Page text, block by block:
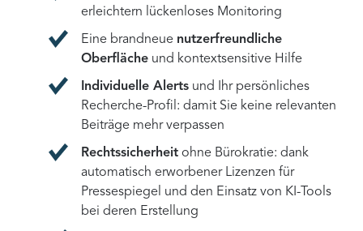
erleichtern lückenloses Monitoring
Eine brandneue nutzerfreundliche
Oberfläche und kontextsensitive Hilfe
Individuelle Alerts und Ihr persönliches
Recherche-Profil: damit Sie keine relevanten
Beiträge mehr verpassen
Rechtssicherheit ohne Bürokratie: dank
automatisch erworbener Lizenzen für
Pressespiegel und den Einsatz von KI-Tools
bei deren Erstellung